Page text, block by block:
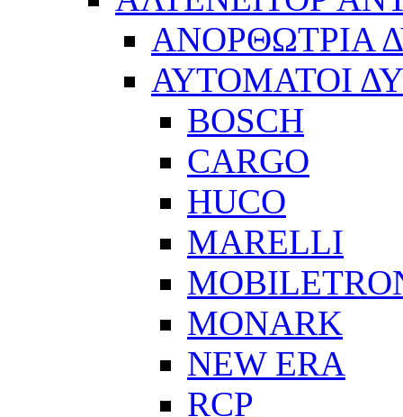
ΑΝΟΡΘΩΤΡΙΑ
ΑΥΤΟΜΑΤΟΙ
BOSCH
CARGO
HUCO
MARELLI
MONARK
NEW ERA
RCP